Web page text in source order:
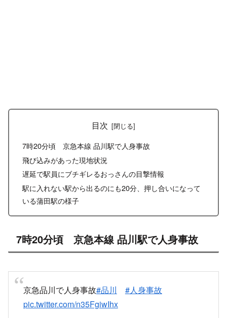
目次
7時20分頃 京急本線 品川駅で人身事故
飛び込みがあった現地状況
遅延で駅員にブチギレるおっさんの目撃情報
駅に入れない駅から出るのにも20分、押し合いになって
いる蒲田駅の様子
7時20分頃 京急本線 品川駅で人身事故
京急品川で人身事故 #品川
#人身事故
pic.twitter.com/n35FgiwIhx